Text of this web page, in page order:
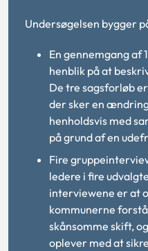
Undersøgelsen bygger
En gennemgang af
henblik på at
De tre sagsforløb
der sker en
henholdsvis med
på grund af en
Fire
ledere i fire
interviewene er at
kommunerne
skånsomme skift,
oplever med at